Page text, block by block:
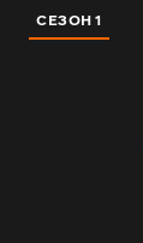
СЕЗОН 1